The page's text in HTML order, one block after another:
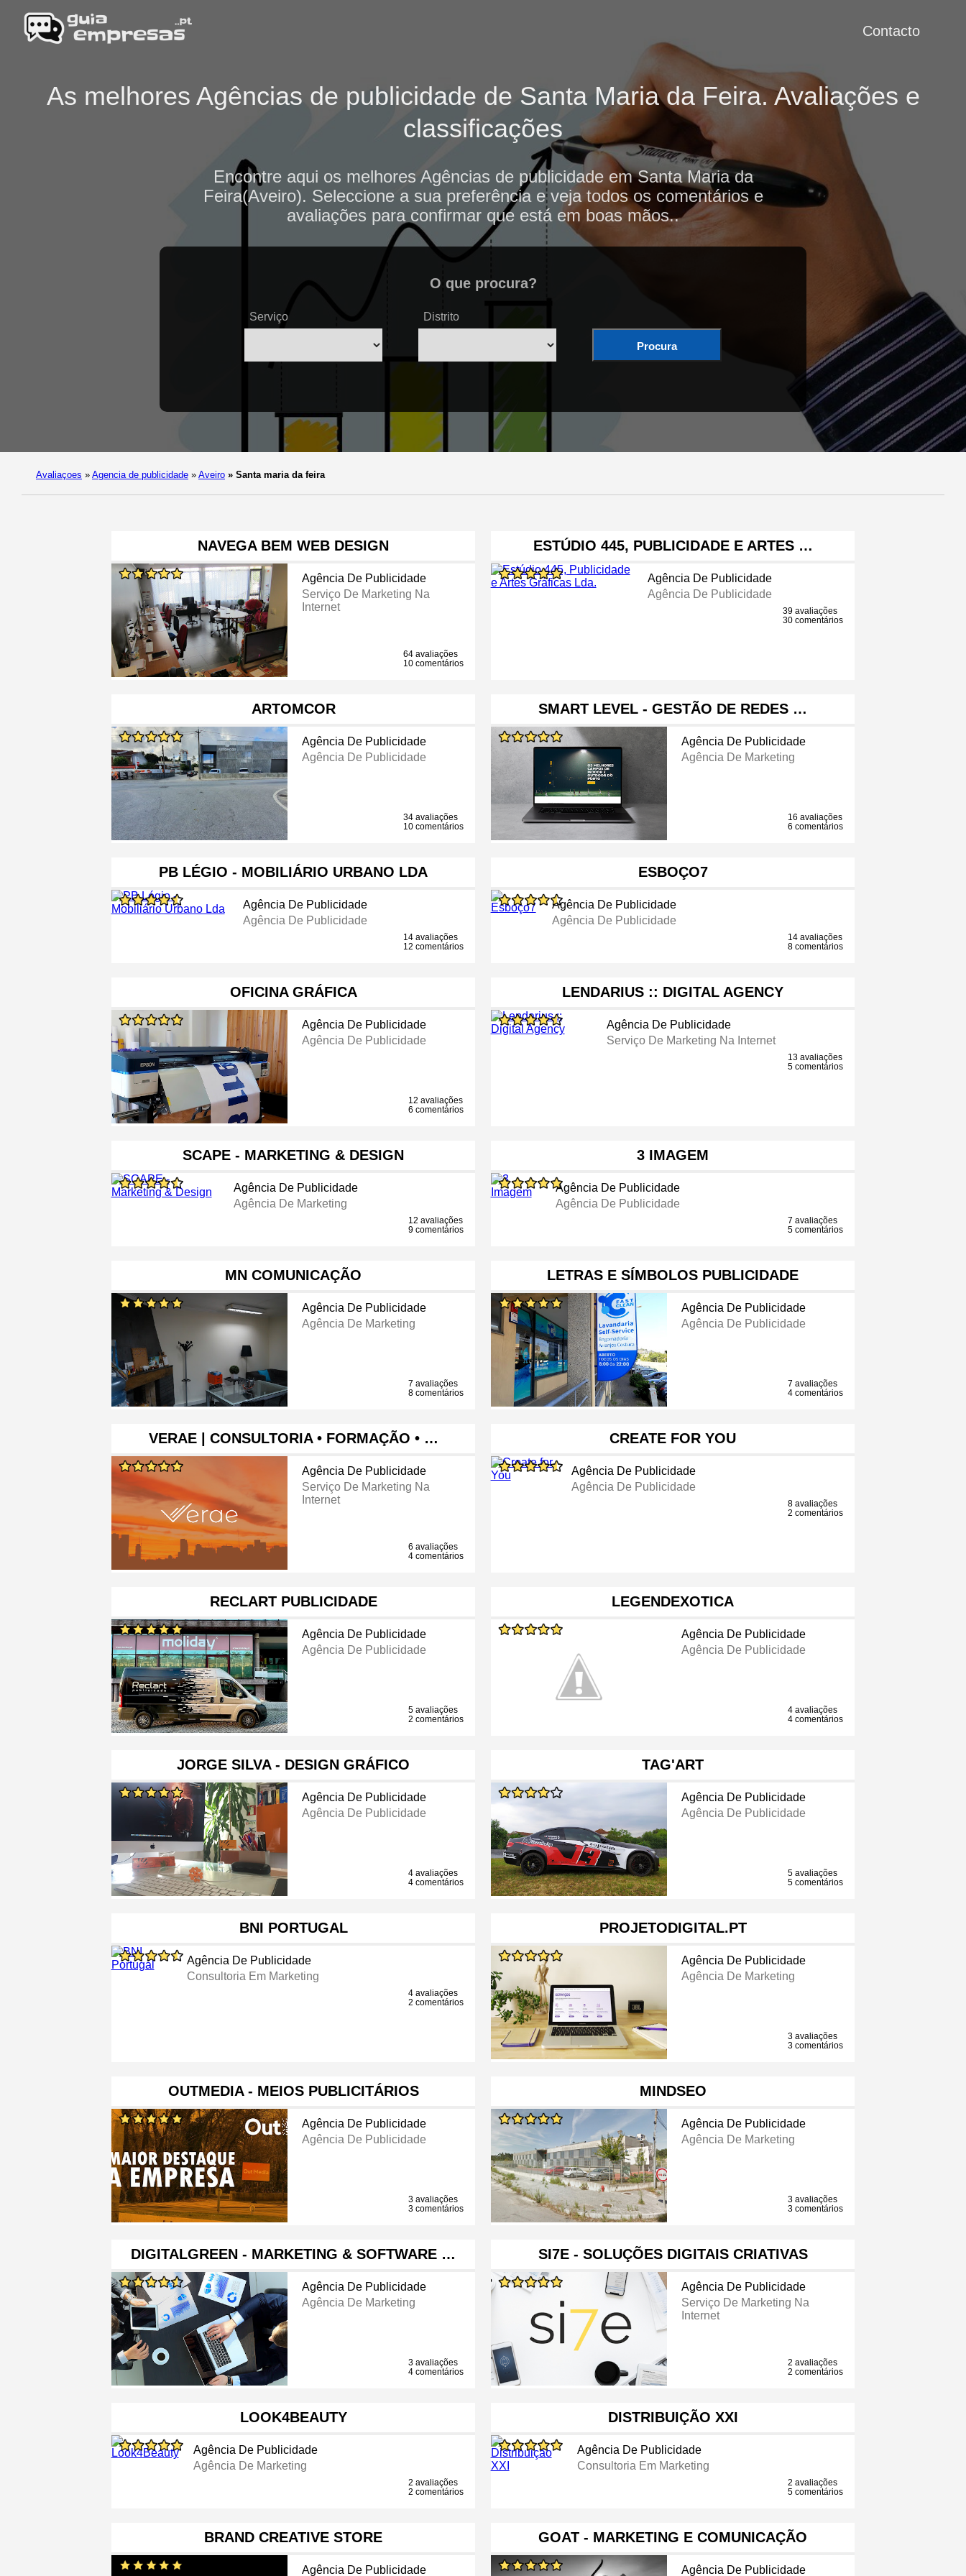
Contacto
As melhores Agências de publicidade de Santa Maria da Feira. Avaliações e
classificações
Encontre aqui os melhores Agências de publicidade em Santa Maria da
Feira(Aveiro). Seleccione a sua preferência e veja todos os comentários e
avaliações para confirmar que está em boas mãos..
O que procura?
Serviço Distrito
Procura
Avaliaçoes » Agencia de publicidade » Aveiro » Santa maria da feira
NAVEGA BEM WEB DESIGN
Agência De Publicidade
Serviço De Marketing Na
Internet
64 avaliações
10 comentários
ESTÚDIO 445, PUBLICIDADE E ARTES …
Agência De Publicidade
Agência De Publicidade
39 avaliações
30 comentários
ARTOMCOR
Agência De Publicidade
Agência De Publicidade
34 avaliações
10 comentários
SMART LEVEL - GESTÃO DE REDES …
Agência De Publicidade
Agência De Marketing
16 avaliações
6 comentários
PB LÉGIO - MOBILIÁRIO URBANO LDA
Agência De Publicidade
Agência De Publicidade
14 avaliações
12 comentários
ESBOÇO7
Agência De Publicidade
Agência De Publicidade
14 avaliações
8 comentários
OFICINA GRÁFICA
Agência De Publicidade
Agência De Publicidade
12 avaliações
6 comentários
LENDARIUS :: DIGITAL AGENCY
Agência De Publicidade
Serviço De Marketing Na Internet
13 avaliações
5 comentários
SCAPE - MARKETING & DESIGN
Agência De Publicidade
Agência De Marketing
12 avaliações
9 comentários
3 IMAGEM
Agência De Publicidade
Agência De Publicidade
7 avaliações
5 comentários
MN COMUNICAÇÃO
Agência De Publicidade
Agência De Marketing
7 avaliações
8 comentários
LETRAS E SÍMBOLOS PUBLICIDADE
Agência De Publicidade
Agência De Publicidade
7 avaliações
4 comentários
VERAE | CONSULTORIA • FORMAÇÃO • …
Agência De Publicidade
Serviço De Marketing Na
Internet
6 avaliações
4 comentários
CREATE FOR YOU
Agência De Publicidade
Agência De Publicidade
8 avaliações
2 comentários
RECLART PUBLICIDADE
Agência De Publicidade
Agência De Publicidade
5 avaliações
2 comentários
LEGENDEXOTICA
Agência De Publicidade
Agência De Publicidade
4 avaliações
4 comentários
JORGE SILVA - DESIGN GRÁFICO
Agência De Publicidade
Agência De Publicidade
4 avaliações
4 comentários
TAG'ART
Agência De Publicidade
Agência De Publicidade
5 avaliações
5 comentários
BNI PORTUGAL
Agência De Publicidade
Consultoria Em Marketing
4 avaliações
2 comentários
PROJETODIGITAL.PT
Agência De Publicidade
Agência De Marketing
3 avaliações
3 comentários
OUTMEDIA - MEIOS PUBLICITÁRIOS
Agência De Publicidade
Agência De Publicidade
3 avaliações
3 comentários
MINDSEO
Agência De Publicidade
Agência De Marketing
3 avaliações
3 comentários
DIGITALGREEN - MARKETING & SOFTWARE …
Agência De Publicidade
Agência De Marketing
3 avaliações
4 comentários
SI7E - SOLUÇÕES DIGITAIS CRIATIVAS
Agência De Publicidade
Serviço De Marketing Na
Internet
2 avaliações
2 comentários
LOOK4BEAUTY
Agência De Publicidade
Agência De Marketing
2 avaliações
2 comentários
DISTRIBUIÇÃO XXI
Agência De Publicidade
Consultoria Em Marketing
2 avaliações
5 comentários
BRAND CREATIVE STORE
Agência De Publicidade
GOAT - MARKETING E COMUNICAÇÃO
Agência De Publicidade